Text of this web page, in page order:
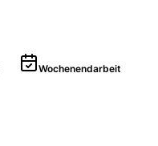
Wochenendarbeit